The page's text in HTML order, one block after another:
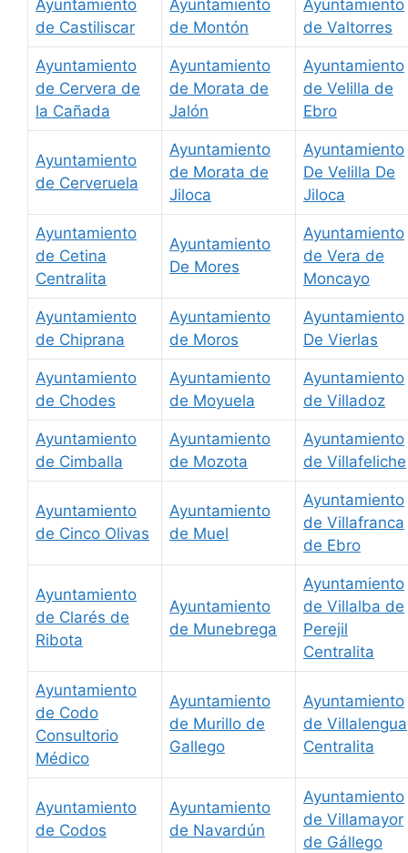
Ayuntamiento
de Castiliscar
Ayuntamiento
de Montón
Ayuntamiento
de Valtorres
Ayuntamiento
de Cervera de
la Cañada
Ayuntamiento
de Morata de
Jalón
Ayuntamiento
de Velilla de
Ebro
Ayuntamiento
de Cerveruela
Ayuntamiento
de Morata de
Jiloca
Ayuntamiento
De Velilla De
Jiloca
Ayuntamiento
de Cetina
Centralita
Ayuntamiento
De Mores
Ayuntamiento
de Vera de
Moncayo
Ayuntamiento
de Chiprana
Ayuntamiento
de Moros
Ayuntamiento
De Vierlas
Ayuntamiento
de Chodes
Ayuntamiento
de Moyuela
Ayuntamiento
de Villadoz
Ayuntamiento
de Cimballa
Ayuntamiento
de Mozota
Ayuntamiento
de Villafeliche
Ayuntamiento
de Cinco Olivas
Ayuntamiento
de Muel
Ayuntamiento
de Villafranca
de Ebro
Ayuntamiento
de Clarés de
Ribota
Ayuntamiento
de Munebrega
Ayuntamiento
de Villalba de
Perejil
Centralita
Ayuntamiento
de Codo
Consultorio
Médico
Ayuntamiento
de Murillo de
Gallego
Ayuntamiento
de Villalengua
Centralita
Ayuntamiento
de Codos
Ayuntamiento
de Navardún
Ayuntamiento
de Villamayor
de Gállego